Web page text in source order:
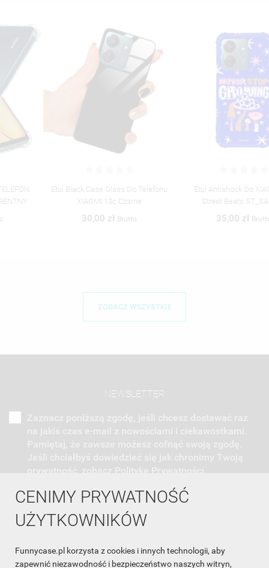
CENIMY PRYWATNOŚĆ
UŻYTKOWNIKÓW
Funnycase.pl korzysta z cookies i innych technologii, aby
zapewnić niezawodność i bezpieczeństwo naszych witryn,
Etui Black Case Glass Do Telefonu
XIAOMI 13c Czarne
Brutto
Etui Antishock Do XIAOMI13C
Street Beats ST_SAB208
Brutto
ZOBACZ WSZYSTKIE
NEWSLETTER
INFORMACJA O SKLEPIE